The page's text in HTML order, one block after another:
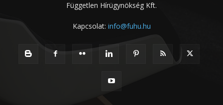
Független Hírügynökség Kft.
Kapcsolat: info@fuhu.hu